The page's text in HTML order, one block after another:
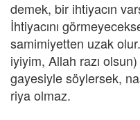
demek, bir ihtiyacın
İhtiyacını
samimiyetten uzak
iyiyim, Allah razı
gayesiyle söylersek,
riya olmaz.